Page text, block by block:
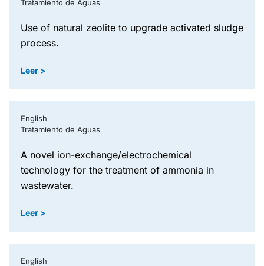
Tratamiento de Aguas
use of natural zeolite to upgrade activated sludge
process.
Leer >
English
Tratamiento de Aguas
a novel ion-exchange/electrochemical
technology for the treatment of ammonia in
wastewater.
Leer >
English